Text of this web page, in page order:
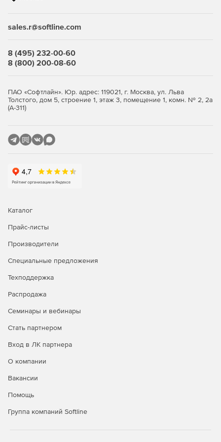
Migration
пакетная обработка данных;
поддержка миграции в рамках двух дат;
перенос между архивами.
Google и Office 365, а также миграцию из Lotus Notes,
Exchange, Thunderbird и серверов IMAP.
Migration
перенос файлов;
автоматическое сжатие документов Google до
поддержка миграции в дельта-режиме;
отсутствие необходимости в установке;
миграция прав доступа и структуры учетной записи;
и проч.).
Google Drive и Sharepoint Online, OneDrive, Office 365 и
sales.r@softline.com
8 (495) 232-00-60
8 (800) 200-08-60
ПАО «Софтлайн». Юр. адрес: 119021, г. Москва, ул. Льва
Толстого, дом 5, строение 1, этаж 3, помещение 1, комн. № 2, 2а
(А-311)
Каталог
Прайс-листы
Производители
Специальные предложения
Техподдержка
Распродажа
Семинары и вебинары
Стать партнером
Вход в ЛК партнера
О компании
Вакансии
Помощь
Группа компаний Softline